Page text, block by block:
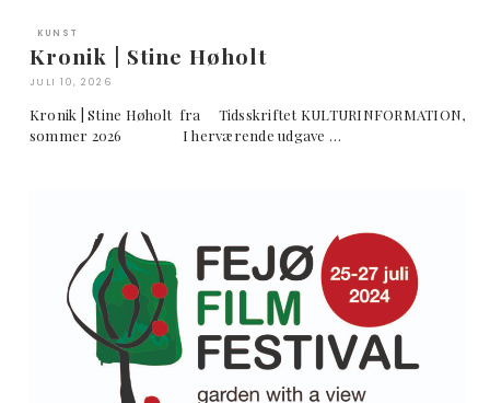
KUNST
Kronik | Stine Høholt
JULI 10, 2026
Kronik | Stine Høholt fra Tidsskriftet KULTURINFORMATION,
sommer 2026 I herværende udgave …